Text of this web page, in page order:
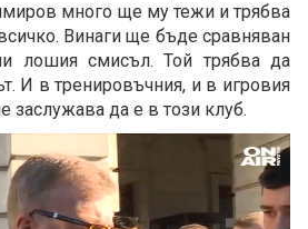
много ще му тежи и трябва
Винаги ще бъде сравняван
лошия смисъл. Той трябва да
И в тренировъчния, и в игровия
заслужава да е в този клуб.